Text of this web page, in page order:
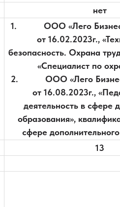
нет
1. ООО «Лего
от 16.02.2023г.,
безопасность. Охрана
«Специалист по
2. ООО «Лего
от 16.08.2023г.,
деятельность в сфере
образования»,
сфере
13